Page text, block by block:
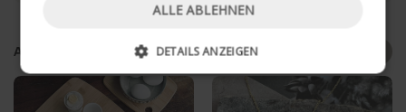
Andra hat auch gekauft
ALLE ABLEHNEN
DETAILS ANZEIGEN